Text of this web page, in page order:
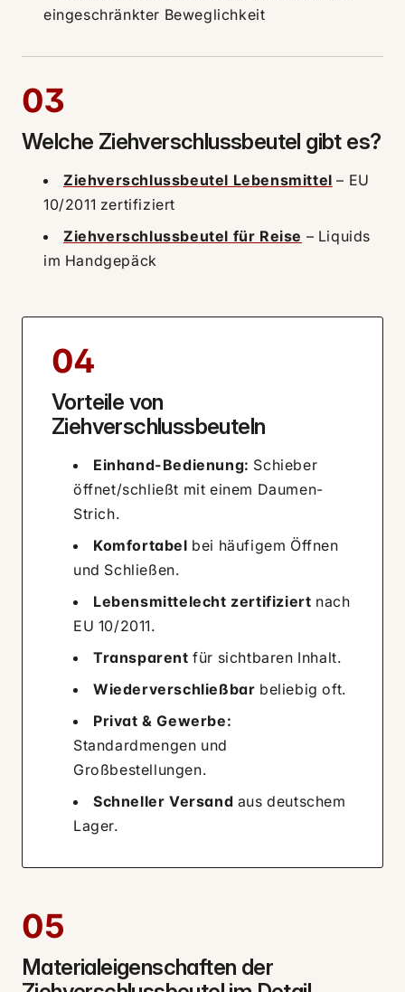
eingeschränkter Beweglichkeit
03
Welche Ziehverschlussbeutel gibt es?
Ziehverschlussbeutel Lebensmittel – EU
10/2011 zertifiziert
Ziehverschlussbeutel für Reise – Liquids
im Handgepäck
04
Vorteile von
Ziehverschlussbeuteln
Einhand-Bedienung: Schieber
öffnet/schließt mit einem Daumen-
Strich.
Komfortabel bei häufigem Öffnen
und Schließen.
Lebensmittelecht zertifiziert nach
EU 10/2011.
Transparent für sichtbaren Inhalt.
Wiederverschließbar beliebig oft.
Privat & Gewerbe:
Standardmengen und
Großbestellungen.
Schneller Versand aus deutschem
Lager.
05
Materialeigenschaften der